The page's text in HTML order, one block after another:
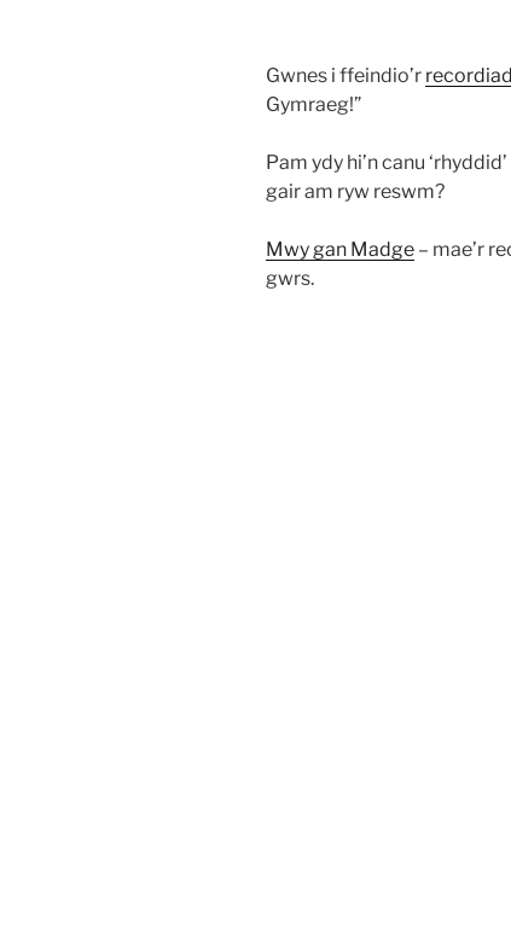
Gwnes i ffeindio’r
Gymraeg!”
Pam ydy hi’n canu
gair am ryw reswm?
Mwy gan Madge – mae’r
gwrs.